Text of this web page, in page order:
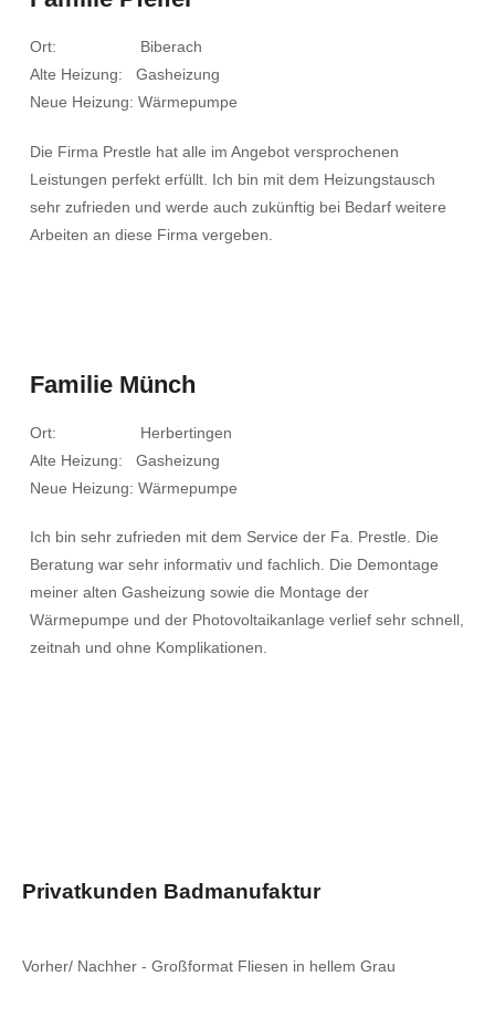
Ort: Biberach
Alte Heizung: Gasheizung
Neue Heizung: Wärmepumpe
Die Firma Prestle hat alle im Angebot versprochenen
Leistungen perfekt erfüllt. Ich bin mit dem Heizungstausch
sehr zufrieden und werde auch zukünftig bei Bedarf weitere
Arbeiten an diese Firma vergeben.
Familie Münch
Ort: Herbertingen
Alte Heizung: Gasheizung
Neue Heizung: Wärmepumpe
Ich bin sehr zufrieden mit dem Service der Fa. Prestle. Die
Beratung war sehr informativ und fachlich. Die Demontage
meiner alten Gasheizung sowie die Montage der
Wärmepumpe und der Photovoltaikanlage verlief sehr schnell,
zeitnah und ohne Komplikationen.
Privatkunden Badmanufaktur
Vorher/ Nachher - Großformat Fliesen in hellem Grau